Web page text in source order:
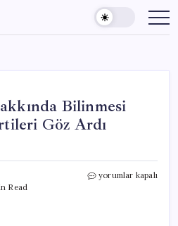
Bilinmesi
Göz Ardı
Read
Hipertansiyon
yorumlar kapalı